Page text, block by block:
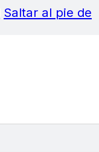
Saltar al pie de